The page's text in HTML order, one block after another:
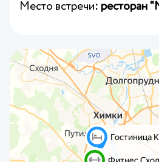
Место встречи: ресторан